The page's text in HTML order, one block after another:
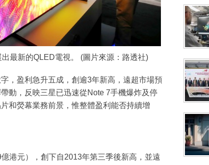
最新的QLED電視。 (圖片來源：路透社)
，盈利急升五成，創逾3年新高，遠超市場預
動，反映三星已迅速從Note 7手機爆炸及停
和熒幕業務前景，惟整體盈利能否持續增
港元），創下自2013年第三季後新高，並遠